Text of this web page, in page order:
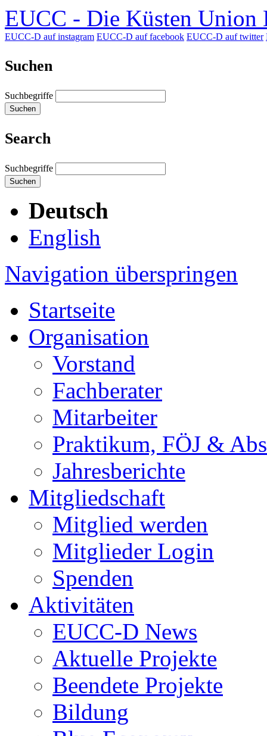
EUCC - Die Küsten Union
EUCC-D auf instagram EUCC-D auf facebook EUCC-D auf twitter
Suchen
Suchbegriffe
Suchen
Search
Suchbegriffe
Suchen
Deutsch
English
Navigation überspringen
Startseite
Organisation
Vorstand
Fachberater
Mitarbeiter
Praktikum, FÖJ &
Jahresberichte
Mitgliedschaft
Mitglied werden
Mitglieder Login
Spenden
Aktivitäten
EUCC-D News
Aktuelle Projekte
Beendete Projekte
Bildung